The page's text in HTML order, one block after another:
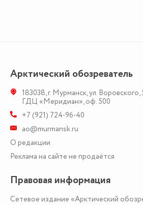
Арктический обозреватель
183038,г. Мурманск,ул. Воровского,
ГДЦ «Меридиан», оф. 500
+7 (921) 724-96-40
ao@murmansk.ru
О редакции
Реклама на сайте не продаётся
Правовая информация
Сетевое издание «Арктический